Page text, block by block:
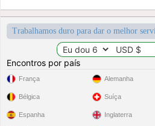
Trabalhamos duro para dar o melhor
Encontros por país
França
Bélgica
Espanha
Alemanha
Suíça
Inglaterra